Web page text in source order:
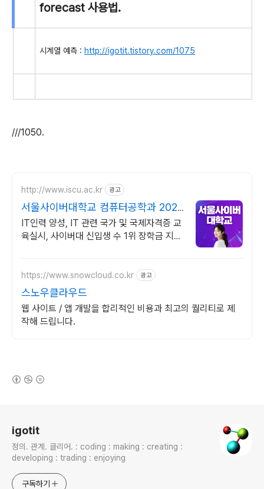
forecast 사용법.
시계열 예측 : http://igotit.tistory.com/1075
///1050.
http://www.iscu.ac.kr 광고
서울사이버대학교 컴퓨터공학과 2026
가을학기 신편입생
IT인력 양성, IT 관련 국가 및 국제자격증 교
육실시, 사이버대 신입생 수 1위 장학금 지급
https://www.snowcloud.co.kr 광고
스노우클라우드
웹 사이트 / 앱 개발을 합리적인 비용과 최고의 퀄리티로 제
작해 드립니다.
igotit
정의. 관계. 클리어. : coding : making : creating :
developing : trading : enjoying
구독하기